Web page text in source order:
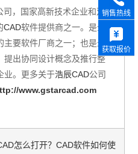
司，国家高新技术企业和双
CAD软件提供商之一。是全
要软件厂商之一；也是最
提出协同设计概念及推行整
业。更多关于浩辰CAD公司
www.gstarcad.com
怎么打开？CAD软件如何使
销售热线
获取报价